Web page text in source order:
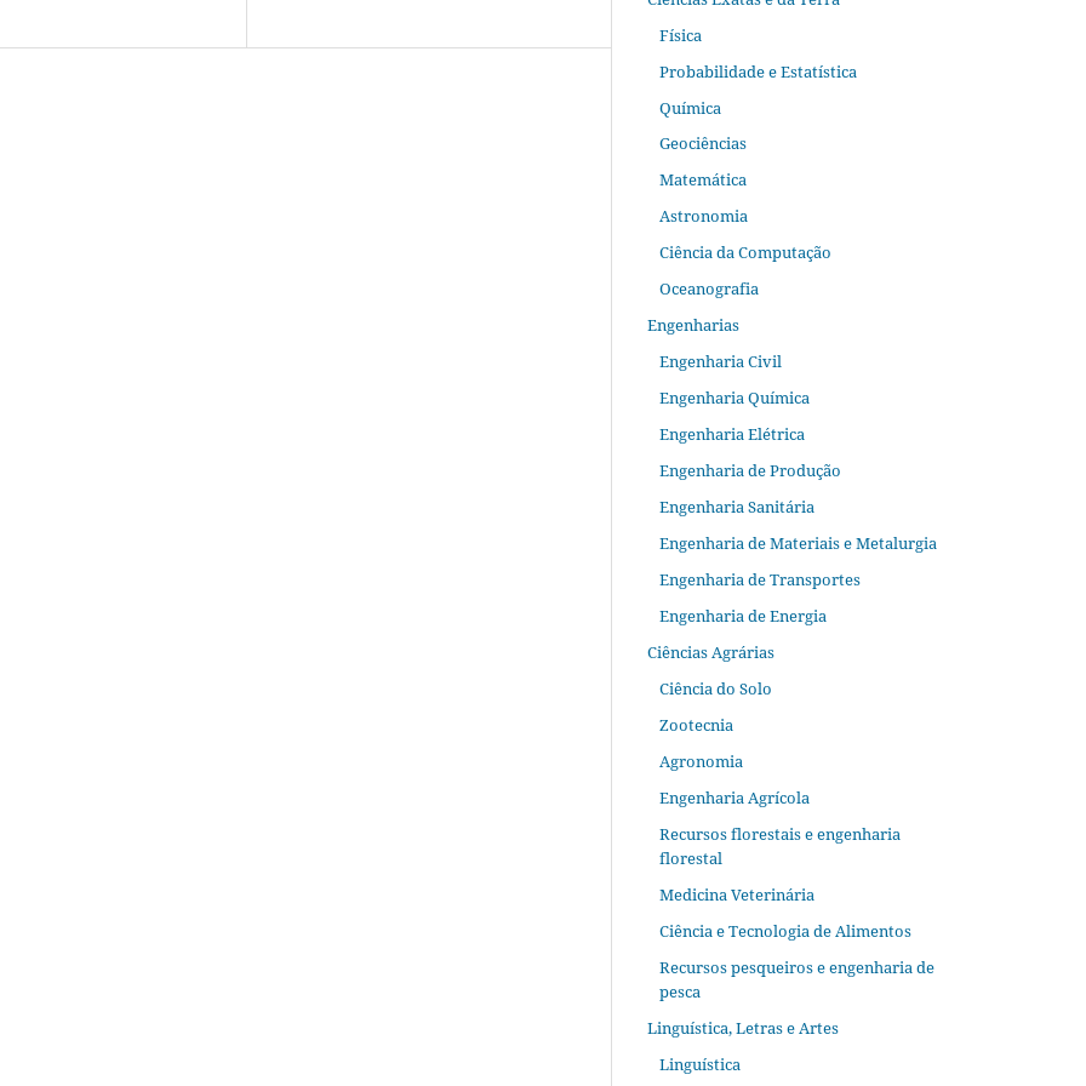
Física
Probabilidade e Estatística
Química
Geociências
Matemática
Astronomia
Ciência da Computação
Oceanografia
Engenharias
Engenharia Civil
Engenharia Química
Engenharia Elétrica
Engenharia de Produção
Engenharia Sanitária
Engenharia de Materiais e Metalurgia
Engenharia de Transportes
Engenharia de Energia
Ciências Agrárias
Ciência do Solo
Zootecnia
Agronomia
Engenharia Agrícola
Recursos florestais e engenharia
florestal
Medicina Veterinária
Ciência e Tecnologia de Alimentos
Recursos pesqueiros e engenharia de
pesca
Linguística, Letras e Artes
Linguística